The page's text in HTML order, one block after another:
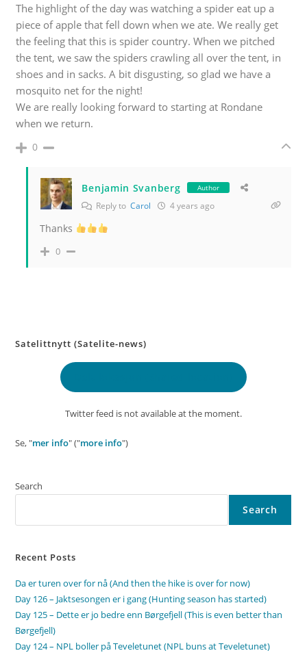
The highlight of the day was watching a spider eat up a
piece of apple that fell down when we ate. We really get
the feeling that this is spider country. When we pitched
the tent, we saw the spiders crawling all over the tent, in
shoes and in sacks. A bit disgusting, so glad we have a
mosquito net for the night!
We are really looking forward to starting at Rondane
when we return.
0
Benjamin Svanberg Author
Reply toCarol 4 years ago
Thanks
0
Satelittnytt (Satelite-news)
Twitter feed is not available at the moment.
Se, "mer info" ("more info")
Search
Search
Recent Posts
Da er turen over for nå (And then the hike is over for now)
Day 126 – Jaktsesongen er i gang (Hunting season has started)
Day 125 – Dette er jo bedre enn Børgefjell (This is even better than
Børgefjell)
Day 124 – NPL boller på Teveletunet (NPL buns at Teveletunet)